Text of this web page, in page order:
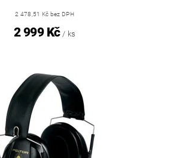
2 478,51 Kč bez DPH
2 999 Kč / ks